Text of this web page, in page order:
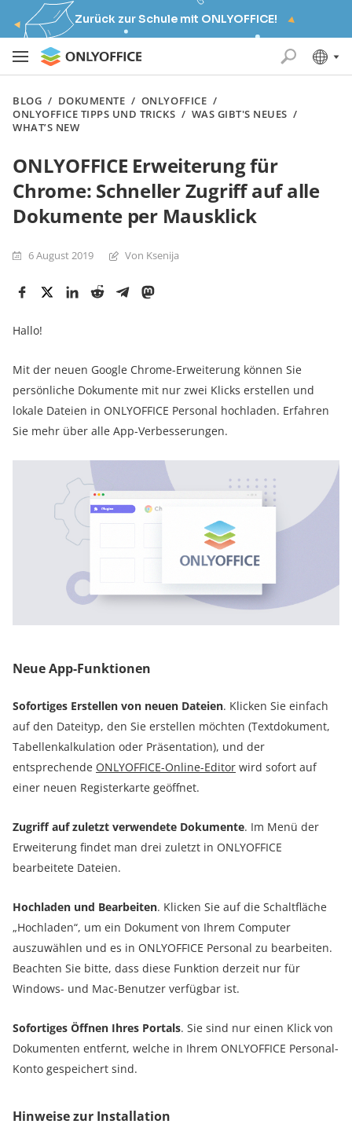
Zurück zur Schule mit ONLYOFFICE!
BLOG / DOKUMENTE / ONLYOFFICE /
ONLYOFFICE TIPPS UND TRICKS / WAS GIBT'S NEUES /
WHAT’S NEW
ONLYOFFICE Erweiterung für
Chrome: Schneller Zugriff auf alle
Dokumente per Mausklick
6 August 2019 Von Ksenija
Hallo!
Mit der neuen Google Chrome-Erweiterung können Sie
persönliche Dokumente mit nur zwei Klicks erstellen und
lokale Dateien in ONLYOFFICE Personal hochladen. Erfahren
Sie mehr über alle App-Verbesserungen.
Neue App-Funktionen
Sofortiges Erstellen von neuen Dateien. Klicken Sie einfach
auf den Dateityp, den Sie erstellen möchten (Textdokument,
Tabellenkalkulation oder Präsentation), und der
entsprechende ONLYOFFICE-Online-Editor wird sofort auf
einer neuen Registerkarte geöffnet.
Zugriff auf zuletzt verwendete Dokumente. Im Menü der
Erweiterung findet man drei zuletzt in ONLYOFFICE
bearbeitete Dateien.
Hochladen und Bearbeiten. Klicken Sie auf die Schaltfläche
„Hochladen“, um ein Dokument von Ihrem Computer
auszuwählen und es in ONLYOFFICE Personal zu bearbeiten.
Beachten Sie bitte, dass diese Funktion derzeit nur für
Windows- und Mac-Benutzer verfügbar ist.
Sofortiges Öffnen Ihres Portals. Sie sind nur einen Klick von
Dokumenten entfernt, welche in Ihrem ONLYOFFICE Personal-
Konto gespeichert sind.
Hinweise zur Installation